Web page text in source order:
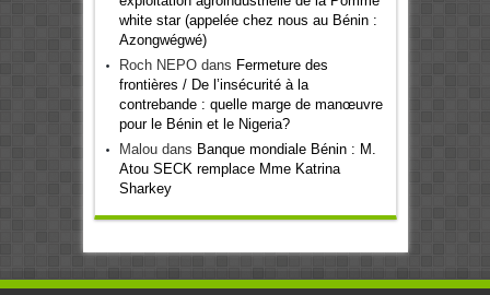
white star (appelée chez nous au Bénin :
Azongwégwé)
Roch NEPOdans Fermeture des
frontières / De l’insécurité à la
contrebande : quelle marge de manœuvre
pour le Bénin et le Nigeria?
Maloudans Banque mondiale Bénin : M.
Atou SECK remplace Mme Katrina
Sharkey